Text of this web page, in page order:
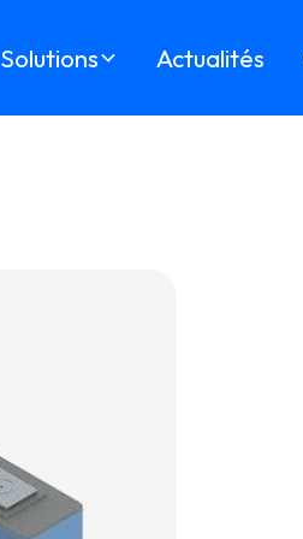
Solutions Actualités